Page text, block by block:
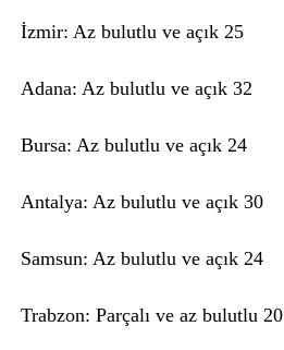
İzmir: Az bulutlu ve açık 25
Adana: Az bulutlu ve açık 32
Bursa: Az bulutlu ve açık 24
Antalya: Az bulutlu ve açık 30
Samsun: Az bulutlu ve açık 24
Trabzon: Parçalı ve az bulutlu 20